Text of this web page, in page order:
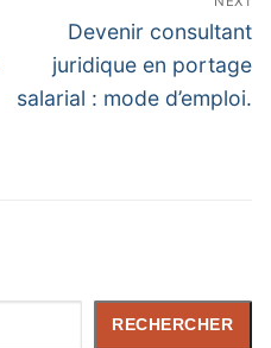
Next
post:
Devenir consultant
juridique en portage
salarial : mode d’emploi.
RECHERCHER